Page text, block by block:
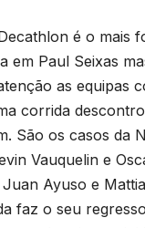
é o mais
em Paul Seixas
as equipas
corrida
São os casos da
Vauquelin e
Ayuso e
faz o seu